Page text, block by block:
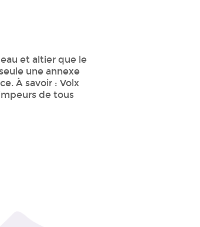
et altier que le
une annexe
À savoir : Volx
de tous